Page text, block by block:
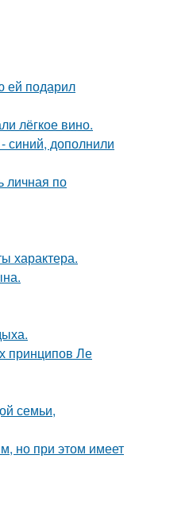
ей подарил
лёгкое вино.
синий, дополнили
личная по
характера.
принципов Ле
семьи,
но при этом имеет